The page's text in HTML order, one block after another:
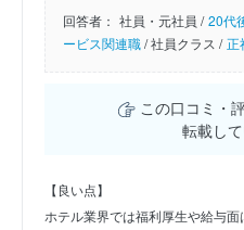
回答者： 社員・元社員 / 20代
ービス関連職/社員クラス / 正
この口コミ・
転載して
【良い点】
ホテル業界では福利厚生や給与面